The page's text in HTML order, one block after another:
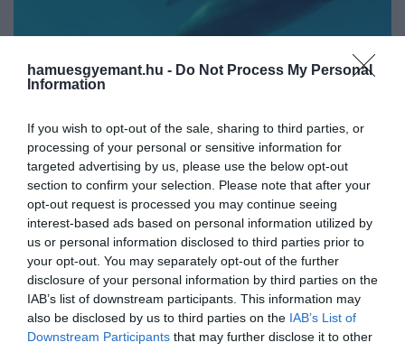
hamuesgyemant.hu - Do Not Process My Personal
Information
If you wish to opt-out of the sale, sharing to third parties, or
processing of your personal or sensitive information for
targeted advertising by us, please use the below opt-out
section to confirm your selection. Please note that after your
opt-out request is processed you may continue seeing
interest-based ads based on personal information utilized by
us or personal information disclosed to third parties prior to
your opt-out. You may separately opt-out of the further
disclosure of your personal information by third parties on the
IAB’s list of downstream participants. This information may
also be disclosed by us to third parties on the IAB’s List of
Downstream Participants that may further disclose it to other
Egy palackorrú delfin borjúnak adott
életet egy chicagói állatkertben június 7-
én hajnalban. A szülésben egy másik,
tapasztalt delfin is segített, a lenyűgöző
eseményt pedig az állatkert munkatársai
rögzítették.
2025. JÚNIUS 16. ● HAMU ÉS GYÉMÁNT
Kamerák előtt született meg a
chicagói állatkert…